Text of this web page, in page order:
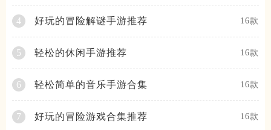
4 好玩的冒险解谜手游推荐 16款
5 轻松的休闲手游推荐 16款
6 轻松简单的音乐手游合集 16款
7 好玩的冒险游戏合集推荐 16款